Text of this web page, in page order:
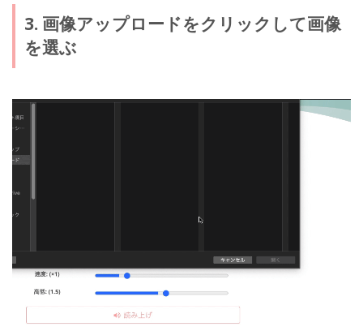
3. 画像アップロードをクリックして画像
を選ぶ